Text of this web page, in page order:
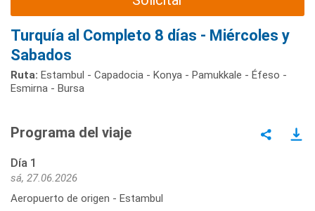
Turquía al Completo 8 días - Miércoles y
Sabados
Ruta: Estambul - Capadocia - Konya - Pamukkale - Éfeso -
Esmirna - Bursa
Programa del viaje
Día 1
sá, 27.06.2026
Aeropuerto de origen - Estambul